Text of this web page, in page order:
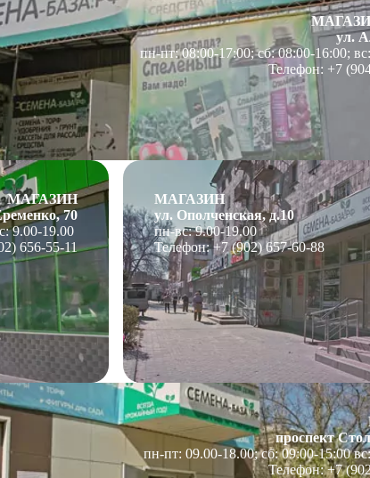
ул.
пн-пт: 08:00-17:00; сб: 08:00-16:00;
Телефон: +7
МАГАЗИН
70
9.00-19.00
656-55-11
МАГАЗИН
ул. Ополченская, д.10
пн-вс: 9.00-19.00
Телефон: +7 (902) 657-60-88
проспект
пн-пт: 09.00-18.00; сб: 09:00-15:00
Телефон: +7